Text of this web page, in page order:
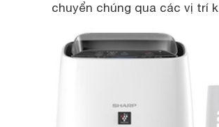
chuyển chúng qua các vị trí